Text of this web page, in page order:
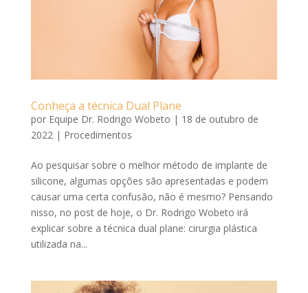
Conheça a técnica Dual Plane
por Equipe Dr. Rodrigo Wobeto | 18 de outubro de
2022| Procedimentos
Ao pesquisar sobre o melhor método de implante de
silicone, algumas opções são apresentadas e podem
causar uma certa confusão, não é mesmo? Pensando
nisso, no post de hoje, o Dr. Rodrigo Wobeto irá
explicar sobre a técnica dual plane: cirurgia plástica
utilizada na...